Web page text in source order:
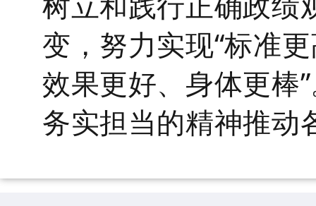
变，努力实现“标准
效果更好、身体更棒
务实担当的精神推动